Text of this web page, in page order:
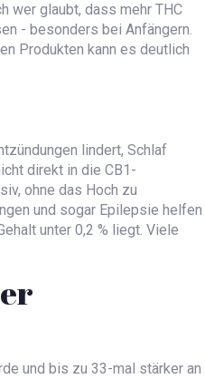
wer glaubt, dass mehr THC
- besonders bei Anfängern.
Produkten kann es deutlich
lindert, Schlaf
direkt in die CB1-
ohne das Hoch zu
und sogar Epilepsie helfen
unter 0,2 % liegt. Viele
und bis zu 33-mal stärker an